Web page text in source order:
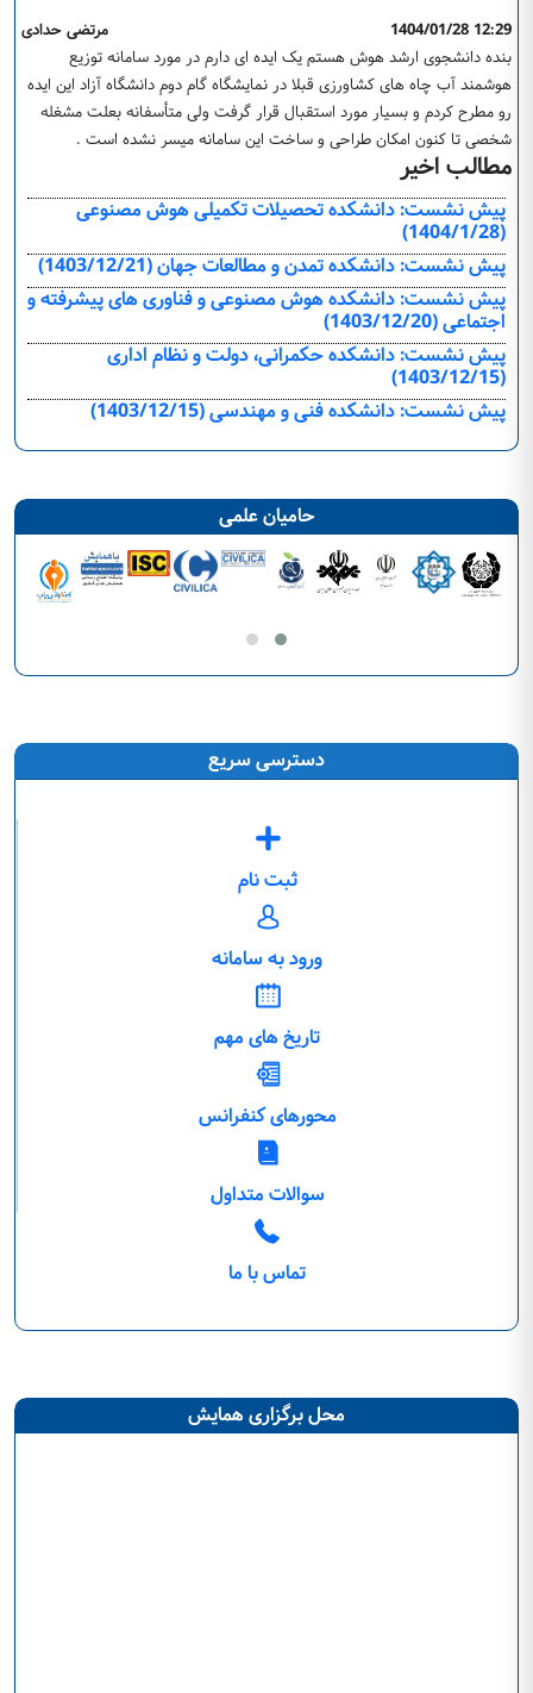
مرتضی حدادی
1404/01/28 12:29
بنده دانشجوی ارشد هوش هستم یک ایده ای دارم در مورد سامانه توزیع
هوشمند آب چاه های کشاورزی قبلا در نمایشگاه گام دوم دانشگاه آزاد این ایده
رو مطرح کردم و بسیار مورد استقبال قرار گرفت ولی متأسفانه بعلت مشغله
شخصی تا کنون امکان طراحی و ساخت این سامانه میسر نشده است .
مطالب اخیر
پیش نشست: دانشكده تحصیلات تکمیلی هوش مصنوعی
(1404/1/28)
پیش نشست: دانشكده تمدن و مطالعات جهان (1403/12/21)
پیش نشست: دانشكده هوش مصنوعی و فناوری های پیشرفته و
اجتماعی (1403/12/20)
پیش نشست: دانشکده حکمرانی، دولت و نظام اداری
(1403/12/15)
پیش نشست: دانشکده فنی و مهندسی (1403/12/15)
حامیان علمی
دسترسی سریع
ثبت نام
ورود به سامانه
تاریخ های مهم
محورهای کنفرانس
سوالات متداول
تماس با ما
محل برگزاری همایش